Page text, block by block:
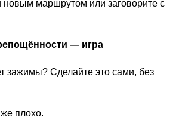
новым маршрутом или заговорите с
— игра
зажимы? Сделайте это сами, без
плохо.